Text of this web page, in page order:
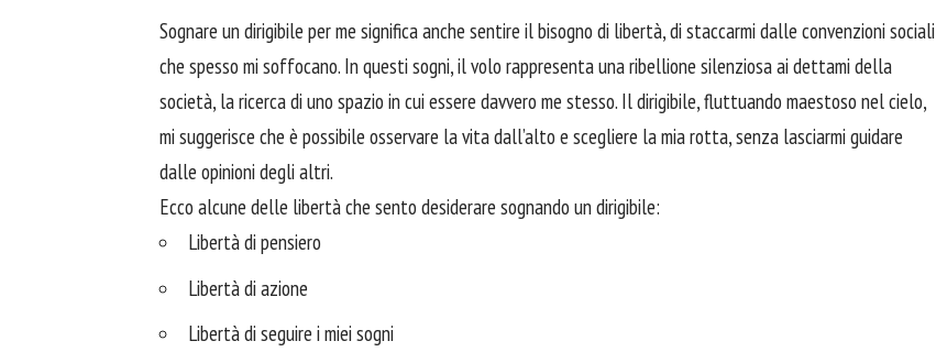
Sognare un dirigibile per me significa anche sentire il bisogno di libertà, di staccarmi dalle convenzioni sociali
che spesso mi soffocano. In questi sogni, il volo rappresenta una ribellione silenziosa ai dettami della
società, la ricerca di uno spazio in cui essere davvero me stesso. Il dirigibile, fluttuando maestoso nel cielo,
mi suggerisce che è possibile osservare la vita dall’alto e scegliere la mia rotta, senza lasciarmi guidare
dalle opinioni degli altri.
Ecco alcune delle libertà che sento desiderare sognando un dirigibile:
Libertà di pensiero
Libertà di azione
Libertà di seguire i miei sogni